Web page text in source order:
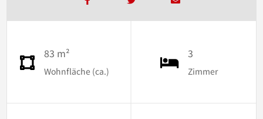
83 m²
Wohnfläche (ca.)
3
Zimmer